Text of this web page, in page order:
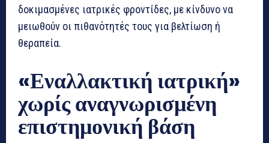
δοκιμασμένες ιατρικές φροντίδες, με κίνδυνο να
μειωθούν οι πιθανότητές τους για βελτίωση ή
θεραπεία.
«Εναλλακτική ιατρική»
χωρίς αναγνωρισμένη
επιστημονική βάση